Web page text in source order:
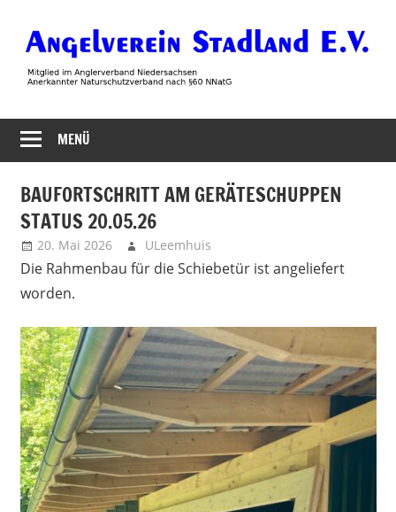
Inhalt
springen
Angelverein
Stadland
MENÜ
BAUFORTSCHRITT AM GERÄTESCHUPPEN
STATUS 20.05.26
20. Mai 2026 ULeemhuis
Die Rahmenbau für die Schiebetür ist angeliefert
worden.